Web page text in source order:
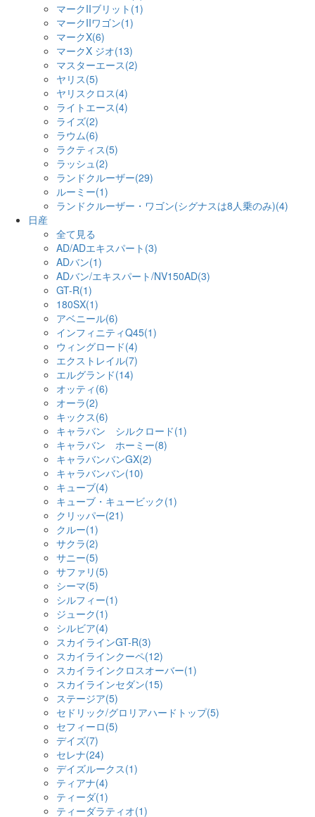
マークIIブリット(1)
マークIIワゴン(1)
マークX(6)
マークX ジオ(13)
マスターエース(2)
ヤリス(5)
ヤリスクロス(4)
ライトエース(4)
ライズ(2)
ラウム(6)
ラクティス(5)
ラッシュ(2)
ランドクルーザー(29)
ルーミー(1)
ランドクルーザー・ワゴン(シグナスは8人乗のみ)(4)
日産
全て見る
AD/ADエキスパート(3)
ADバン(1)
ADバン/エキスパート/NV150AD(3)
GT-R(1)
180SX(1)
アベニール(6)
インフィニティQ45(1)
ウィングロード(4)
エクストレイル(7)
エルグランド(14)
オッティ(6)
オーラ(2)
キックス(6)
キャラバン シルクロード(1)
キャラバン ホーミー(8)
キャラバンバンGX(2)
キャラバンバン(10)
キューブ(4)
キューブ・キュービック(1)
クリッパー(21)
クルー(1)
サクラ(2)
サニー(5)
サファリ(5)
シーマ(5)
シルフィー(1)
ジューク(1)
シルビア(4)
スカイラインGT-R(3)
スカイラインクーペ(12)
スカイラインクロスオーバー(1)
スカイラインセダン(15)
ステージア(5)
セドリック/グロリアハードトップ(5)
セフィーロ(5)
デイズ(7)
セレナ(24)
デイズルークス(1)
ティアナ(4)
ティーダ(1)
ティーダラティオ(1)